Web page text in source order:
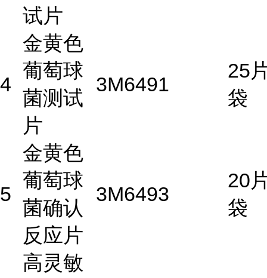
试片
4
金黄色
葡萄球
菌测试
片
3M6491
25
袋
5
金黄色
葡萄球
菌确认
反应片
3M6493
20
袋
高灵敏